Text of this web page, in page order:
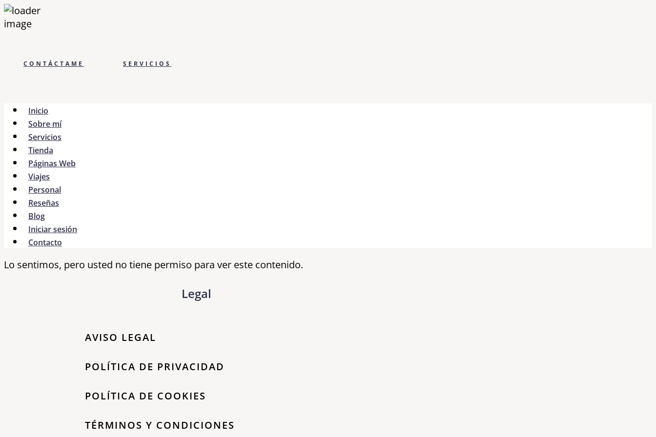
CONTÁCTAME SERVICIOS
Inicio
Sobre mí
Servicios
Tienda
Páginas Web
Viajes
Personal
Reseñas
Blog
Iniciar sesión
Contacto
Lo sentimos, pero usted no tiene permiso para ver este contenido.
Legal
AVISO LEGAL
POLÍTICA DE PRIVACIDAD
POLÍTICA DE COOKIES
TÉRMINOS Y CONDICIONES